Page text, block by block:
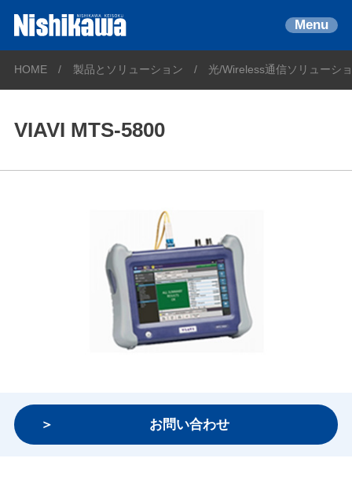
Menu
HOME 製品とソリューション 光/Wireless通信ソリューシ
VIAVI MTS-5800
お問い合わせ